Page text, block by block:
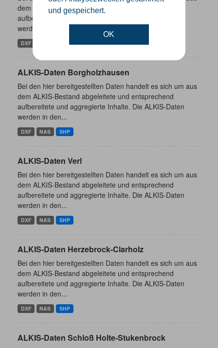
und gespeichert.
OK
dem ALKIS-Bestand abgeleitete und entsprechend
aufbereitete und aggregierte Inhalte. Die ALKIS-Daten
werden in den...
DXF SHP
ALKIS-Daten Borgholzhausen
Bei den hier bereitgestellten Daten handelt es sich um aus
dem ALKIS-Bestand abgeleitete und entsprechend
aufbereitete und aggregierte Inhalte. Die ALKIS-Daten
werden in den...
DXF NAS SHP
ALKIS-Daten Verl
Bei den hier bereitgestellten Daten handelt es sich um aus
dem ALKIS-Bestand abgeleitete und entsprechend
aufbereitete und aggregierte Inhalte. Die ALKIS-Daten
werden in den...
DXF NAS SHP
ALKIS-Daten Herzebrock-Clarholz
Bei den hier bereitgestellten Daten handelt es sich um aus
dem ALKIS-Bestand abgeleitete und entsprechend
aufbereitete und aggregierte Inhalte. Die ALKIS-Daten
werden in den...
DXF NAS SHP
ALKIS-Daten Schloß Holte-Stukenbrock